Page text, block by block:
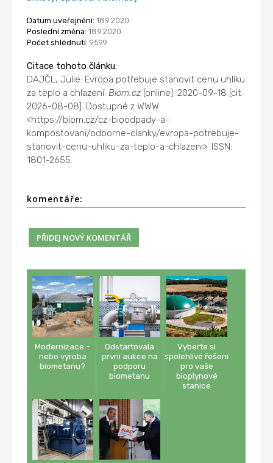
Datum uveřejnění: 18.9.2020
Poslední změna: 18.9.2020
Počet shlédnutí: 9599
Citace tohoto článku:
DAJČL, Julie: Evropa potřebuje stanovit cenu uhlíku
za teplo a chlazení.Biom.cz [online]. 2020-09-18 [cit.
2026-08-08]. Dostupné z WWW:
<https://biom.cz/cz-bioodpady-a-
kompostovani/odborne-clanky/evropa-potrebuje-
stanovit-cenu-uhliku-za-teplo-a-chlazeni>. ISSN:
1801-2655.
komentáře:
Modernizace -
nebo výroba
biometanu?
Odstartovala
první aukce na
podporu
biometanu
Vyberte si
spolehlivé řešení
pro vaše
bioplynové
stanice